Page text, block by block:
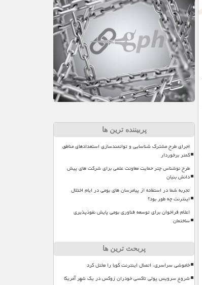
پربیننده ترین ها
اجرای طرح مشترک شناسایی و توانمندسازی استعدادهای مناطق
کمتر برخوردار
طرح نوشناس چتر حمایت معاونت علمی برای شرکت های پیش
دانش بنیان
تجربه شما در استفاده از پیامرسان های بومی در ایام اختلال
اینترنت چه طور بود؟
اعلام فراخوان برای توسعه فناوری بومی پایش نفوذپذیری
ساختمان
پربحث ترین ها
خاموشی سراسری، اتصال اینترنت کوبا را مختل کرد
شروع سرویس پولی تاکسی خودران زوکس در یک شهر آمریکا